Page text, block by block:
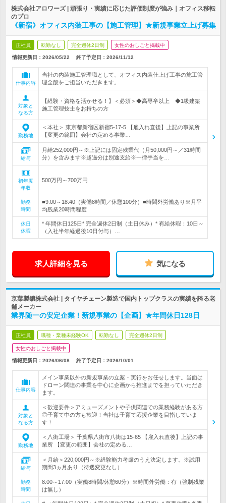
株式会社アロワーズ | 頑張り・実績に応じた評価制度が強み｜オフィス移転
のプロ
《新宿》オフィス内装工事の【施工管理】★新規事業立上げ募集
正社員 転勤なし 完全週休2日制 女性のおしごと掲載中
情報更新日：2026/05/22 終了予定日： 2026/11/12
仕事内容
当社の内装施工管理職として、オフィス内装仕上げ工事の施工管
理全般をご担当いただきます。
対象と
なる方
【経験・資格を活かせる！】＜必須＞◆高専卒以上 ◆1級建築
施工管理技士をお持ちの方
勤務地
＜本社＞ 東京都新宿区新宿5-17-5 【雇入れ直後】上記の事業所
【変更の範囲】会社の定める事業…
給与
月給252,000円～※上記には固定残業代（月50,000円～／31時間
分）を含みます※超過分は別途支給※一律手当を…
初年度
年収
500万円～700万円
勤務
時間
■9:00～18:40（実働8時間／休憩100分）■時間外労働あり※月平
均残業20時間程度
休日
休暇
* 年間休日125日* 完全週休2日制（土日休み）* 有給休暇：10日～
（入社半年経過後10日付与）…
求人詳細を見る 気になる
京葉製鎖株式会社 | タイヤチェーン製造で国内トップクラスの実績を誇る老
舗メーカー
業界随一の安定企業！新規事業の【企画】★年間休日128日
正社員 職種・業種未経験OK 転勤なし 完全週休2日制
女性のおしごと掲載中
情報更新日：2026/06/08 終了予定日： 2026/10/01
仕事内容
メイン事業以外の新規事業の立案・実行をお任せします。当面は
ドローン関連の事業を中心に企画から推進までを担っていただき
ます。
対象と
なる方
＜歓迎要件＞アミューズメントや子供関連での業務経験がある方
◎子育て中の方も歓迎！当社は子育て応援企業を目指していま
す！
勤務地
＜八街工場＞ 千葉県八街市八街は15-65 【雇入れ直後】上記の事
業所 【変更の範囲】会社の定める…
給与
＜月給＞220,000円～※経験能力考慮のうえ決定します。※試用
期間3ヵ月あり（待遇変更なし）
勤務
時間
8:00～17:00（実働8時間/休憩60分）※時間外労働：有（強制残業
は無し）